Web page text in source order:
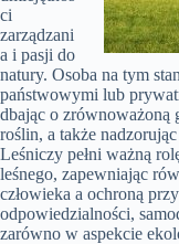
ci
zarządzani
a i pasji do
natury. Osoba na tym
państwowymi lub
dbając o zrównoważoną
roślin, a także
Leśniczy pełni ważną
leśnego, zapewniając
człowieka a ochroną
odpowiedzialności,
zarówno w aspekcie